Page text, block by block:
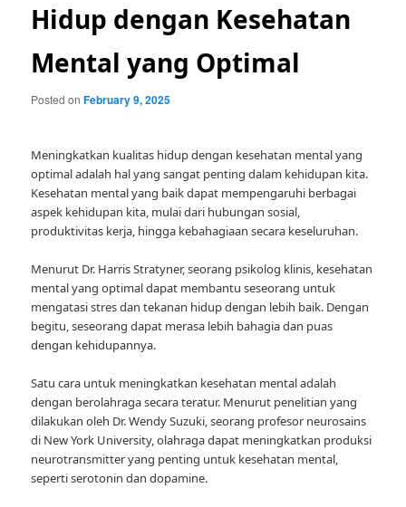
Hidup dengan Kesehatan
Mental yang Optimal
Posted onFebruary 9, 2025
Meningkatkan kualitas hidup dengan kesehatan mental yang
optimal adalah hal yang sangat penting dalam kehidupan kita.
Kesehatan mental yang baik dapat mempengaruhi berbagai
aspek kehidupan kita, mulai dari hubungan sosial,
produktivitas kerja, hingga kebahagiaan secara keseluruhan.
Menurut Dr. Harris Stratyner, seorang psikolog klinis, kesehatan
mental yang optimal dapat membantu seseorang untuk
mengatasi stres dan tekanan hidup dengan lebih baik. Dengan
begitu, seseorang dapat merasa lebih bahagia dan puas
dengan kehidupannya.
Satu cara untuk meningkatkan kesehatan mental adalah
dengan berolahraga secara teratur. Menurut penelitian yang
dilakukan oleh Dr. Wendy Suzuki, seorang profesor neurosains
di New York University, olahraga dapat meningkatkan produksi
neurotransmitter yang penting untuk kesehatan mental,
seperti serotonin dan dopamine.